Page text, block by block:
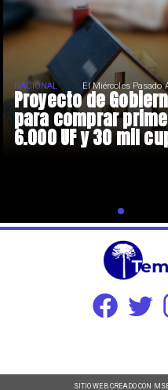
Proyecto de
para comprar
6.000 UF y 30 mil
NACIONAL El Miércoles Pasado
SITIO WEB CREADO CON